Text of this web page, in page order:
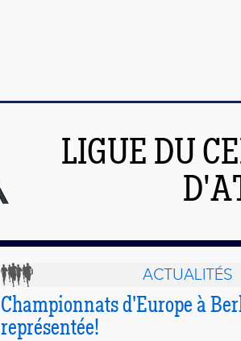
LIGUE DU
ACTUALITÉS
Championnats d'Europe à
représentée!